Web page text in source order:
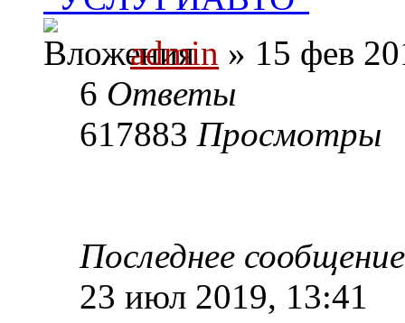
admin » 15 фев
6 Ответы
617883 Просмотры
Последнее
23 июл 2019, 13:41